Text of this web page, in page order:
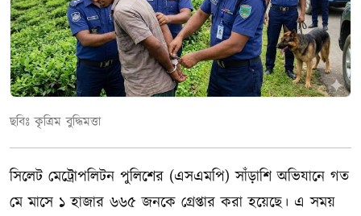
ছবিঃ কৃত্রিম বুদ্ধিমত্তা
সিলেট মেট্রোপলিটন পুলিশের (এসএমপি) সাঁড়াশি অভিযানে গত
মে মাসে ১ হাজার ৬৬৫ জনকে গ্রেপ্তার করা হয়েছে। এ সময়